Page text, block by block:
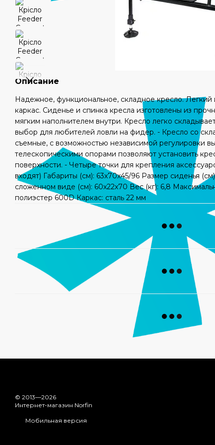
Описание
Надежное, функциональное, складное кресло. Легкий
каркас. Сиденье и спинка кресла изготовлены из
мягким наполнителем внутри. Кресло легко
выбор для любителей ловли на фидер. - Кресло со
съемные, с возможностью независимой регулировки
телескопическими опорами позволяют установить
поверхности. - Четыре точки для крепления
входят) Габариты (см): 63х70х45/96 Размер сиденья
сложенном виде (см): 60х22х70 Вес (кг): 6,8
полиэстер 600D Каркас: сталь 22 мм
© 2013—2026
Интернет-магазин Norfin
Мобильная версия